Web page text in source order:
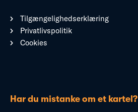
Tilgængelighedserklæring
Privatlivspolitik
Cookies
Har du mistanke om et kartel?